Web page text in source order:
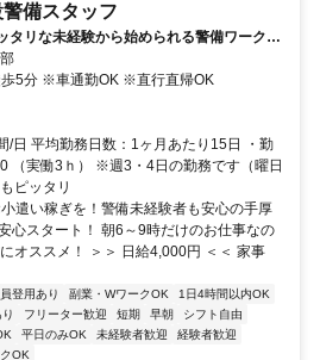
備スタッフ
タリな未経験から始められる警備ワーク！
歩5分 ※車通勤OK ※直行直帰OK
/日 平均勤務日数：1ヶ月あたり15日 ・勤
（実働3ｈ） ※週3・4日の勤務です（曜日
ピッタリ
遣い稼ぎを！警備未経験者も安心の手厚
心スタート！ 朝6～9時だけのお仕事なの
オススメ！ ＞＞ 日給4,000円 ＜＜ 家事
登用あり 副業・WワークOK
1日4時間以内OK
フリーター歓迎 短期 早朝
シフト自由
平日のみOK 未経験者歓迎
経験者歓迎
OK